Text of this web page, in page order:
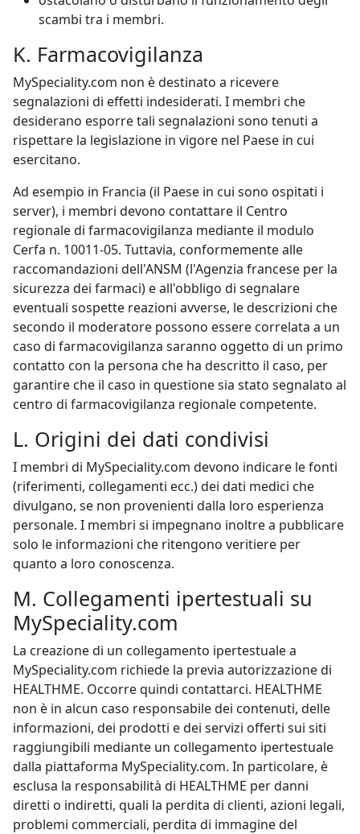
scambi tra i membri.
K. Farmacovigilanza
MySpeciality.com non è destinato a ricevere
segnalazioni di effetti indesiderati. I membri che
desiderano esporre tali segnalazioni sono tenuti a
rispettare la legislazione in vigore nel Paese in cui
esercitano.
Ad esempio in Francia (il Paese in cui sono ospitati i
server), i membri devono contattare il Centro
regionale di farmacovigilanza mediante il modulo
Cerfa n. 10011-05. Tuttavia, conformemente alle
raccomandazioni dell'ANSM (l'Agenzia francese per la
sicurezza dei farmaci) e all'obbligo di segnalare
eventuali sospette reazioni avverse, le descrizioni che
secondo il moderatore possono essere correlata a un
caso di farmacovigilanza saranno oggetto di un primo
contatto con la persona che ha descritto il caso, per
garantire che il caso in questione sia stato segnalato al
centro di farmacovigilanza regionale competente.
L. Origini dei dati condivisi
I membri di MySpeciality.com devono indicare le fonti
(riferimenti, collegamenti ecc.) dei dati medici che
divulgano, se non provenienti dalla loro esperienza
personale. I membri si impegnano inoltre a pubblicare
solo le informazioni che ritengono veritiere per
quanto a loro conoscenza.
M. Collegamenti ipertestuali su
MySpeciality.com
La creazione di un collegamento ipertestuale a
MySpeciality.com richiede la previa autorizzazione di
HEALTHME. Occorre quindi contattarci. HEALTHME
non è in alcun caso responsabile dei contenuti, delle
informazioni, dei prodotti e dei servizi offerti sui siti
raggiungibili mediante un collegamento ipertestuale
dalla piattaforma MySpeciality.com. In particolare, è
esclusa la responsabilità di HEALTHME per danni
diretti o indiretti, quali la perdita di clienti, azioni legali,
problemi commerciali, perdita di immagine del